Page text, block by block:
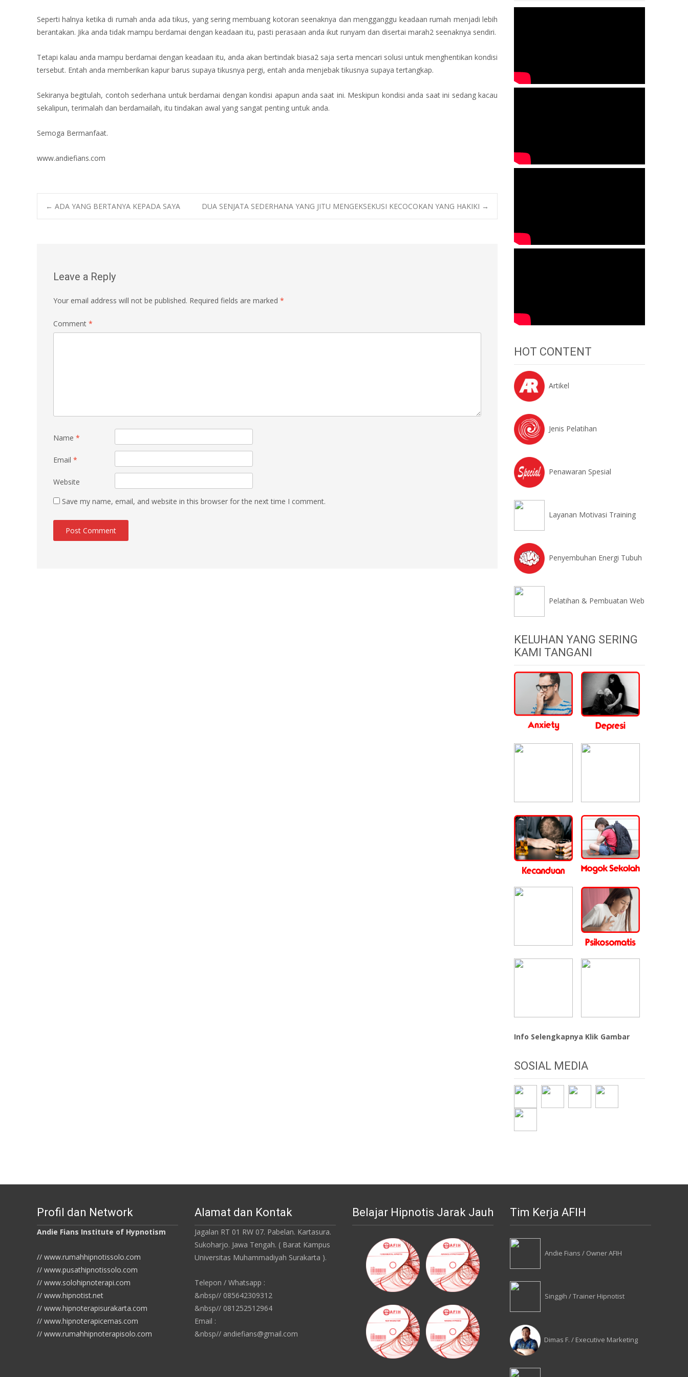
Seperti halnya ketika di rumah anda ada tikus, yang sering membuang kotoran seenaknya dan mengganggu keadaan rumah menjadi lebih
berantakan. Jika anda tidak mampu berdamai dengan keadaan itu, pasti perasaan anda ikut runyam dan disertai marah2 seenaknya sendiri.
Tetapi kalau anda mampu berdamai dengan keadaan itu, anda akan bertindak biasa2 saja serta mencari solusi untuk menghentikan kondisi
tersebut. Entah anda memberikan kapur barus supaya tikusnya pergi, entah anda menjebak tikusnya supaya tertangkap.
Sekiranya begitulah, contoh sederhana untuk berdamai dengan kondisi apapun anda saat ini. Meskipun kondisi anda saat ini sedang kacau
sekalipun, terimalah dan berdamailah, itu tindakan awal yang sangat penting untuk anda.
Semoga Bermanfaat.
www.andiefians.com
Post
← ADA YANG BERTANYA KEPADA SAYA DUA SENJATA SEDERHANA YANG JITU MENGEKSEKUSI KECOCOKAN YANG HAKIKI →
Leave a Reply
Your email address will not be published. Required fields are marked *
Comment *
Name *
Email *
Website
Save my name, email, and website in this browser for the next time I comment.
HOT CONTENT
Artikel
Jenis Pelatihan
Penawaran Spesial
Layanan Motivasi Training
Penyembuhan Energi Tubuh
Pelatihan & Pembuatan Web
KELUHAN YANG SERING
KAMI TANGANI
Info Selengkapnya Klik Gambar
SOSIAL MEDIA
Profil dan Network
Andie Fians Institute of Hypnotism
// www.rumahhipnotissolo.com
// www.pusathipnotissolo.com
// www.solohipnoterapi.com
// www.hipnotist.net
// www.hipnoterapisurakarta.com
// www.hipnoterapicemas.com
// www.rumahhipnoterapisolo.com
Alamat dan Kontak
Jagalan RT 01 RW 07. Pabelan. Kartasura.
Sukoharjo. Jawa Tengah. ( Barat Kampus
Universitas Muhammadiyah Surakarta ).
Telepon / Whatsapp :
&nbsp// 085642309312
&nbsp// 081252512964
Email :
&nbsp// andiefians@gmail.com
Belajar Hipnotis Jarak Jauh Tim Kerja AFIH
Andie Fians / Owner AFIH
Singgih / Trainer Hipnotist
Dimas F. / Executive Marketing